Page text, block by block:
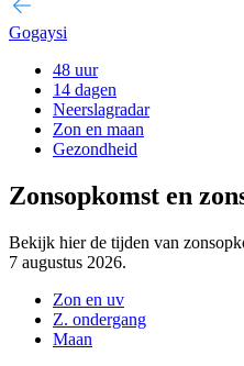
Gogaysi
48 uur
14 dagen
Neerslagradar
Zon en maan
Gezondheid
Zonsopkomst en
Bekijk hier de tijden van
7 augustus 2026.
Zon en uv
Z. ondergang
Maan